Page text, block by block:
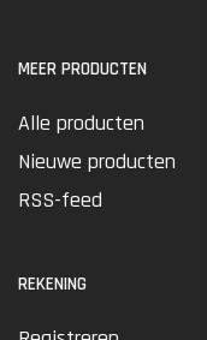
MEER PRODUCTEN
Alle producten
Nieuwe producten
RSS-feed
REKENING